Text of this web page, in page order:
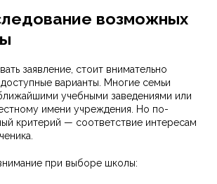
возможных
заявление, стоит внимательно
варианты. Многие семьи
учебными заведениями или
имени учреждения. Но по-
критерий — соответствие интересам
при выборе школы: